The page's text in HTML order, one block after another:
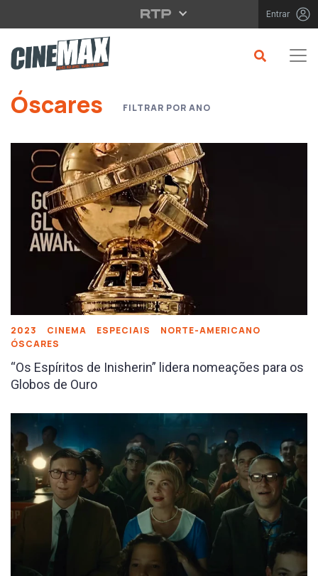
Saltar para o conteúdo principal Entrar
Óscares FILTRAR POR ANO
2023 CINEMA ESPECIAIS
NORTE-AMERICANO
ÓSCARES
“Os Espíritos de Inisherin” lidera nomeações para os
Globos de Ouro